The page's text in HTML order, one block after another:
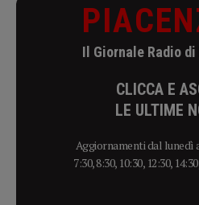
Il Giornale Radio di
CLICCA E
LE ULTIME
Aggiornamenti dal lunedì
7:30, 8:30, 10:30, 12:30,